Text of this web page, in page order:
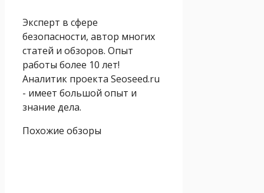
Эксперт в сфере
безопасности, автор многих
статей и обзоров. Опыт
работы более 10 лет!
Аналитик проекта Seoseed.ru
- имеет большой опыт и
знание дела.
Похожие обзоры